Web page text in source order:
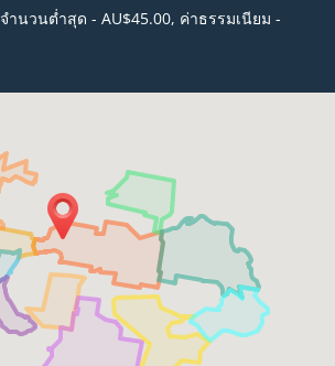
ำนวนต่ำสุด - AU$45.00, ค่าธรรมเนียม -